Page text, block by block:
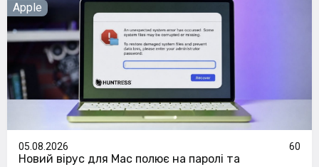
Apple
05.08.2026 60
Новий вірус для Mac полює на паролі та